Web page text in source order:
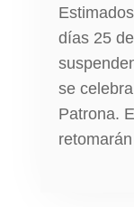
días 25
se
Patrona.